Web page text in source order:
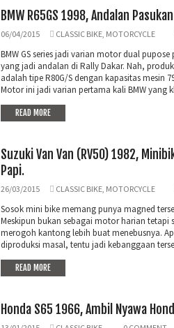
BMW R65GS 1998, Andalan
06/04/2015 CLASSIC BIKE, MOTORCYCLE
BMW GS series jadi varian motor dual
yang jadi andalan di Rally Dakar. Nah,
adalah tipe R80G/S dengan kapasitas mesin
Motor ini jadi varian pertama kali BMW yang
READ MORE
Suzuki Van Van (RV50) 1982,
Papi.
26/03/2015 CLASSIC BIKE, MOTORCYCLE
Sosok mini bike memang punya magned
Meskipun bukan sebagai motor harian tetapi
merogoh kantong lebih buat menebusnya.
diproduksi masal, tentu jadi kebanggaan
READ MORE
Honda S65 1966, Ambil Nyawa